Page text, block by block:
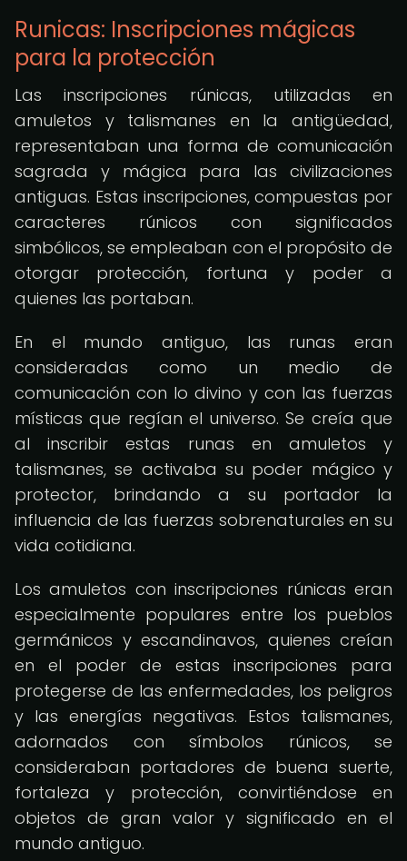
Runicas: Inscripciones mágicas
para la protección
Las inscripciones rúnicas, utilizadas en
amuletos y talismanes en la antigüedad,
representaban una forma de comunicación
sagrada y mágica para las civilizaciones
antiguas. Estas inscripciones, compuestas por
caracteres rúnicos con significados
simbólicos, se empleaban con el propósito de
otorgar protección, fortuna y poder a
quienes las portaban.
En el mundo antiguo, las runas eran
consideradas como un medio de
comunicación con lo divino y con las fuerzas
místicas que regían el universo. Se creía que
al inscribir estas runas en amuletos y
talismanes, se activaba su poder mágico y
protector, brindando a su portador la
influencia de las fuerzas sobrenaturales en su
vida cotidiana.
Los amuletos con inscripciones rúnicas eran
especialmente populares entre los pueblos
germánicos y escandinavos, quienes creían
en el poder de estas inscripciones para
protegerse de las enfermedades, los peligros
y las energías negativas. Estos talismanes,
adornados con símbolos rúnicos, se
consideraban portadores de buena suerte,
fortaleza y protección, convirtiéndose en
objetos de gran valor y significado en el
mundo antiguo.